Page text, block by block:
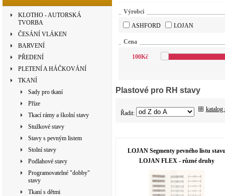
KLOTHO - AUTORSKÁ
TVORBA
ČESÁNÍ VLÁKEN
BARVENÍ
PŘEDENÍ
PLETENÍ A HÁČKOVÁNÍ
TKANÍ
Sady pro tkaní
Příze
Tkací rámy a školní stavy
Stužkové stavy
Stavy s pevným listem
Stolní stavy
Podlahové stavy
Programovatelné "dobby"
stavy
Tkaní s dětmi
Výrobci
ASHFORD
LOJAN
Cena
100Kč
Plastové pro RH stavy
Řadit:
katalog
LOJAN Segmenty pevného listu
LOJAN FLEX - různé druhy